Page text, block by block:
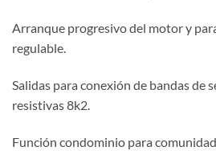
Arranque progresivo del motor y
regulable.
Salidas para conexión de bandas de
resistivas 8k2.
Función condominio para